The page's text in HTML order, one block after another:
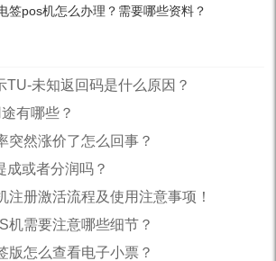
签pos机怎么办理？需要哪些资料？
TU-未知返回码是什么原因？
有哪些？
突然涨价了怎么回事？
成或者分润吗？
注册激活流程及使用注意事项！
机需要注意哪些细节？
版怎么查看电子小票？